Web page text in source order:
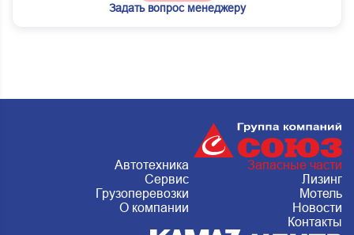
Задать вопрос менеджеру
Автотехника
Запасные части
Сервис
Лизинг
Грузоперевозки
Мотель
О компании
Новости
Контакты